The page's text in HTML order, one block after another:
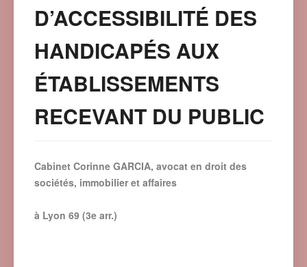
D’ACCESSIBILITÉ DES
HANDICAPÉS AUX
ÉTABLISSEMENTS
RECEVANT DU PUBLIC
Cabinet Corinne GARCIA, avocat en droit des
sociétés, immobilier et affaires
à Lyon 69 (3e arr.)